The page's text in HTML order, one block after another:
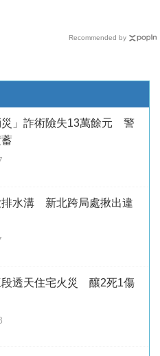
Recommended by
災」詐術險失13萬餘元 警
排水溝 新北跨局處揪出違
段透天住宅火災 釀2死1傷